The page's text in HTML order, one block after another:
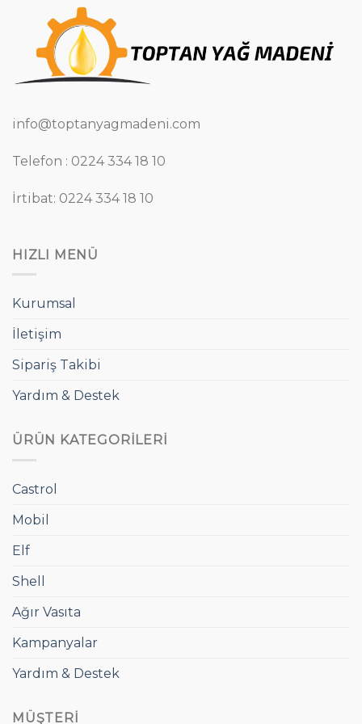
info@toptanyagmadeni.com
Telefon : 0224 334 18 10
İrtibat: 0224 334 18 10
HIZLI MENÜ
Kurumsal
İletişim
Sipariş Takibi
Yardım & Destek
ÜRÜN KATEGORILERI
Castrol
Mobil
Elf
Shell
Ağır Vasıta
Kampanyalar
Yardım & Destek
MÜŞTERI